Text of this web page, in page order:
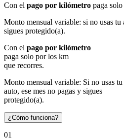
Con el pago por kilómetro paga
Monto mensual variable: si no usas tu
sigues protegido(a).
Con el pago por kilómetro
paga solo por los km
que recorres.
Monto mensual variable: Si no usas tu
auto, ese mes no pagas y sigues
protegido(a).
¿Cómo funciona?
01